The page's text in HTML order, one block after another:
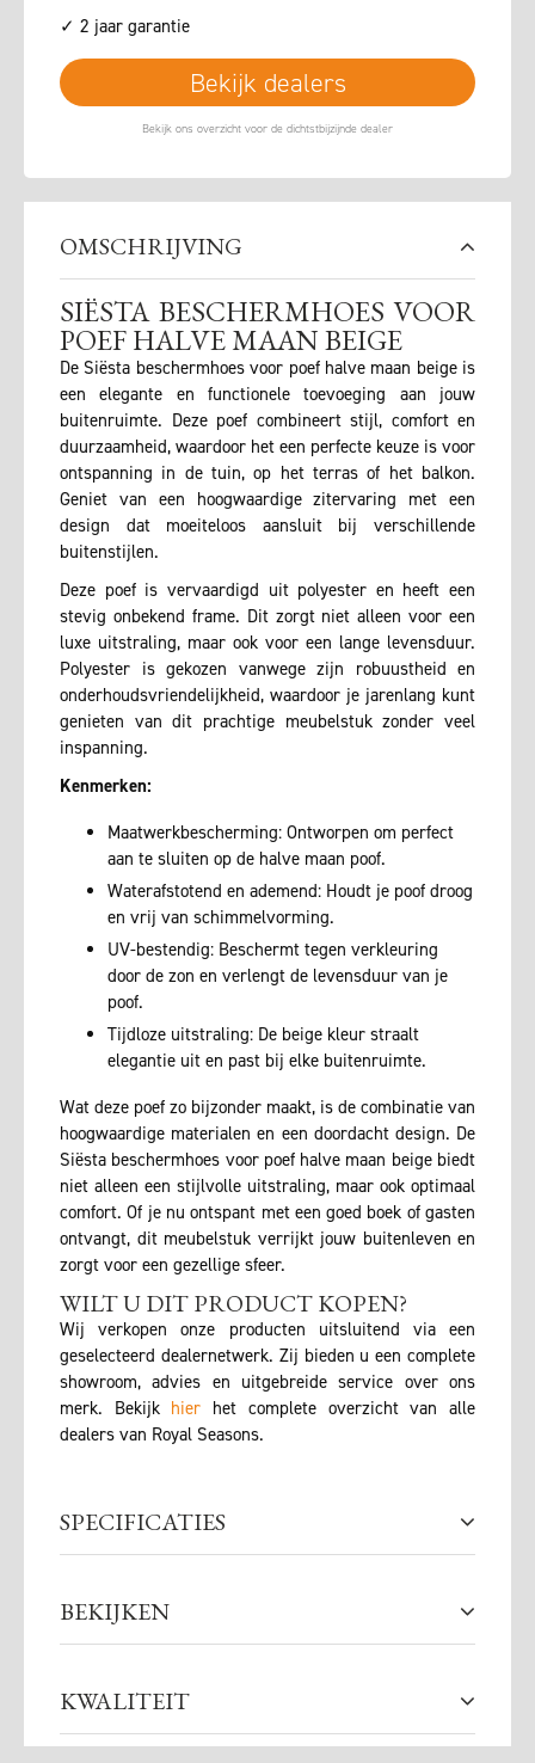
✓ 2 jaar garantie
Bekijk dealers
OMSCHRIJVING
SIËSTA BESCHERMHOES VOOR
POEF HALVE MAAN BEIGE
De Siësta beschermhoes voor poef halve maan beige is
een elegante en functionele toevoeging aan jouw
buitenruimte. Deze poef combineert stijl, comfort en
duurzaamheid, waardoor het een perfecte keuze is voor
ontspanning in de tuin, op het terras of het balkon.
Geniet van een hoogwaardige zitervaring met een
design dat moeiteloos aansluit bij verschillende
buitenstijlen.
Deze poef is vervaardigd uit polyester en heeft een
stevig onbekend frame. Dit zorgt niet alleen voor een
luxe uitstraling, maar ook voor een lange levensduur.
Polyester is gekozen vanwege zijn robuustheid en
onderhoudsvriendelijkheid, waardoor je jarenlang kunt
genieten van dit prachtige meubelstuk zonder veel
inspanning.
Kenmerken:
Maatwerkbescherming: Ontworpen om perfect
aan te sluiten op de halve maan poof.
Waterafstotend en ademend: Houdt je poof droog
en vrij van schimmelvorming.
UV-bestendig: Beschermt tegen verkleuring
door de zon en verlengt de levensduur van je
poof.
Tijdloze uitstraling: De beige kleur straalt
elegantie uit en past bij elke buitenruimte.
Wat deze poef zo bijzonder maakt, is de combinatie van
hoogwaardige materialen en een doordacht design. De
Siësta beschermhoes voor poef halve maan beige biedt
niet alleen een stijlvolle uitstraling, maar ook optimaal
comfort. Of je nu ontspant met een goed boek of gasten
ontvangt, dit meubelstuk verrijkt jouw buitenleven en
zorgt voor een gezellige sfeer.
WILT U DIT PRODUCT KOPEN?
Wij verkopen onze producten uitsluitend via een
geselecteerd dealernetwerk. Zij bieden u een complete
showroom, advies en uitgebreide service over ons
merk. Bekijk hier het complete overzicht van alle
dealers van Royal Seasons.
SPECIFICATIES
BEKIJKEN
KWALITEIT